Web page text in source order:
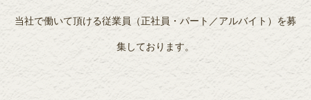
当社で働いて頂ける従業員（正社員・パート／アルバイト）を募
集しております。